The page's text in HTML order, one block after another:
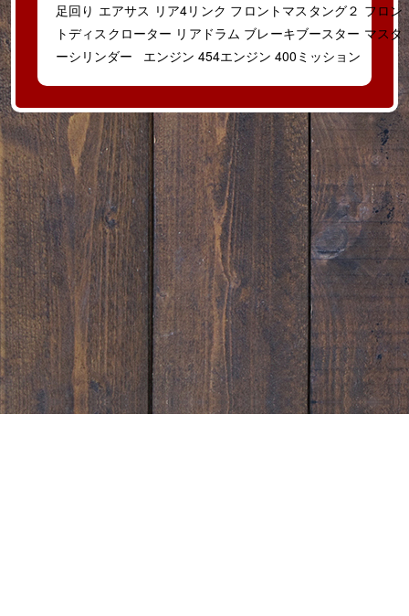
足回り エアサス リア4リンク フロントマスタング２ フロン
トディスクローター リアドラム ブレーキブースター マスタ
ーシリンダー エンジン 454エンジン 400ミッション